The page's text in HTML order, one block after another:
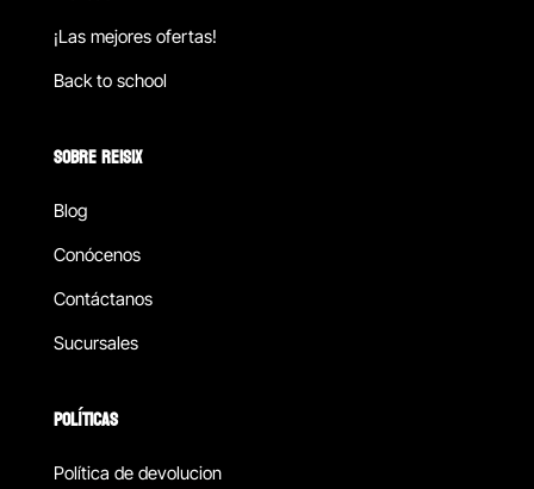
¡Las mejores ofertas!
Back to school
SOBRE REISIX
Blog
Conócenos
Contáctanos
Sucursales
POLÍTICAS
Política de devolucion